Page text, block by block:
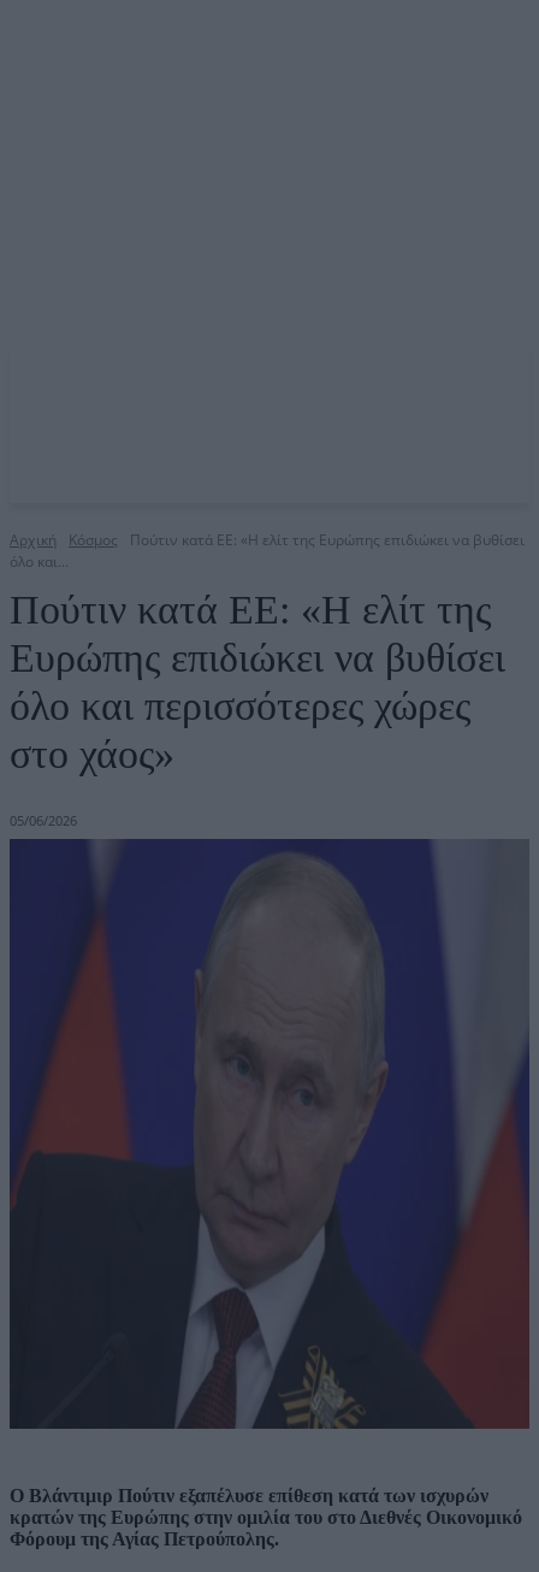
Αρχική Κόσμος
Πούτιν κατά ΕΕ: «Η ελίτ της Ευρώπης επιδιώκει να βυθίσει
όλο και...
Πούτιν κατά ΕΕ: «Η ελίτ της
Ευρώπης επιδιώκει να βυθίσει
όλο και περισσότερες χώρες
στο χάος»
05/06/2026
Ο Βλάντιμιρ Πούτιν εξαπέλυσε επίθεση κατά των ισχυρών
κρατών της Ευρώπης στην ομιλία του στο Διεθνές Οικονομικό
Φόρουμ της Αγίας Πετρούπολης.